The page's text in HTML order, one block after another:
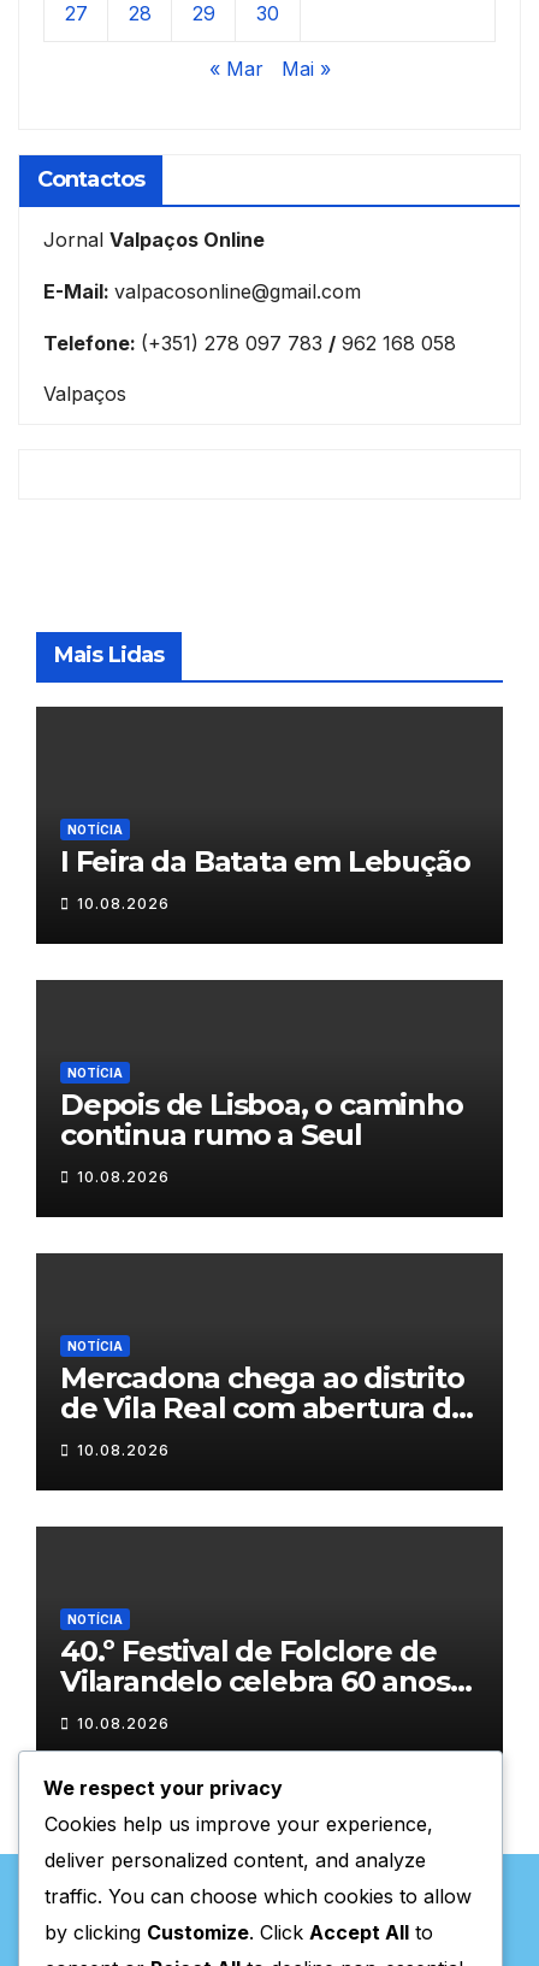
27 28 29 30
« Mar Mai »
Contactos
Jornal Valpaços Online
E-Mail: valpacosonline@gmail.com
Telefone: (+351) 278 097 783 / 962 168 058
Valpaços
Mais Lidas
NOTÍCIA
I Feira da Batata em Lebução
10.08.2026
NOTÍCIA
Depois de Lisboa, o caminho
continua rumo a Seul
10.08.2026
NOTÍCIA
Mercadona chega ao distrito
de Vila Real com abertura da
primeira loja em setembro
10.08.2026
NOTÍCIA
40.º Festival de Folclore de
Vilarandelo celebra 60 anos
de tradição
10.08.2026
We respect your privacy
Cookies help us improve your experience,
deliver personalized content, and analyze
traffic. You can choose which cookies to allow
by clicking Customize. Click Accept All to